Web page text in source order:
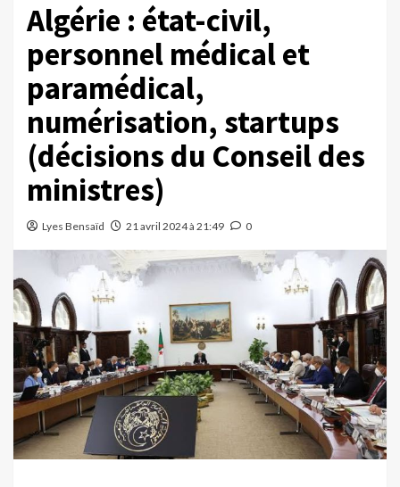
Algérie : état-civil,
personnel médical et
paramédical,
numérisation, startups
(décisions du Conseil des
ministres)
Lyes Bensaïd 21 avril 2024 à 21:49 0